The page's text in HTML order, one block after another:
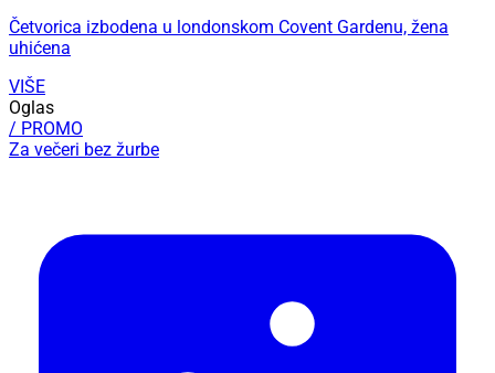
Četvorica izbodena u londonskom Covent Gardenu, žena
uhićena
VIŠE
Oglas
/ PROMO
Za večeri bez žurbe